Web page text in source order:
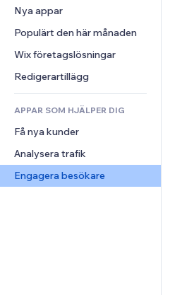
Dropshipping
Priser och abonnemang
Crowdfunding
Mat och dryck
PDF
Fildelning
Nyheter
Bildeffekter
Knappar och menyer
Banners och märken
Kalkylatorer
Sök
Väder
Diagram och tabeller
Chatt
Kommentarer
Telefon
Community
Omdömen och recensioner
CRM
Nya appar
Populärt den här månaden
Wix företagslösningar
Redigerartillägg
APPAR SOM HJÄLPER DIG
Få nya kunder
Analysera trafik
Engagera besökare